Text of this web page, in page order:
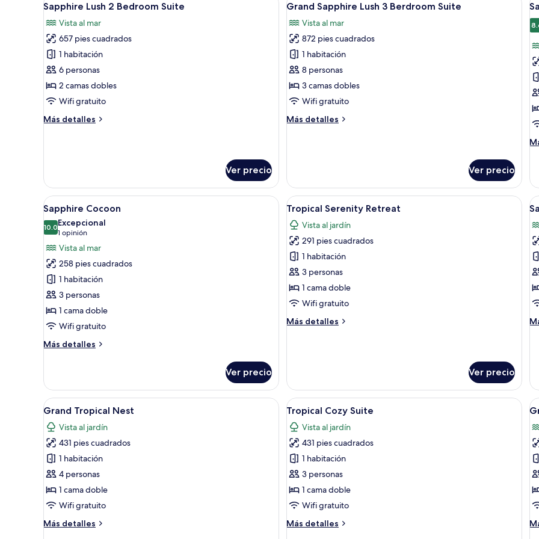
Suite
Suite
todas
las
fotos
de
Sapphire
Lush
2
Bedroom
Suite
18
Sapphire Lush 2 Bedroom Suite
Vista al mar
657 pies cuadrados
1 habitación
6 personas
2 camas dobles
Wifi gratuito
Más detalles
Más
Bedroom
Suite
Ver precio
todas
las
fotos
de
Grand
Sapphire
Lush
Berdroom
18
Grand Sapphire Lush 3 Berdroom Suite
Vista al mar
872 pies cuadrados
1 habitación
8 personas
3 camas dobles
Wifi gratuito
Más detalles
Más
3
Berdroom
Suite
Ver precio
Abrir
todas
las
fotos
de
Sapphire
Cocoon
Habitación de hotel con cama, sofá, escritorio con televisor, una silla y una planta.
9
Sapphire Cocoon
10.010.0 de 10
Excepcional
1 opinión
(1
opinión)
Vista al mar
258 pies cuadrados
1 habitación
3 personas
1 cama doble
Wifi gratuito
Más detalles
Más
Cocoon
Ver precio
Abrir
todas
las
fotos
de
Tropical
Serenity
Retreat
Un dormitorio moderno con una
15
Tropical Serenity Retreat
Vista al jardín
291 pies cuadrados
1 habitación
3 personas
1 cama doble
Wifi gratuito
Más detalles
Más
Ver precio
Abrir
todas
las
fotos
de
Grand
Tropical
Nest
Una sala de estar moderna con una televisión de pantalla plana, un sofá, un sillón, una mesita con una
15
Grand Tropical Nest
Vista al jardín
431 pies cuadrados
1 habitación
4 personas
1 cama doble
Wifi gratuito
Más detalles
Más
Abrir
todas
las
fotos
de
Tropical
Cozy
Suite
Una cama bien hecha con sábanas
11
Tropical Cozy Suite
Vista al jardín
431 pies cuadrados
1 habitación
3 personas
1 cama doble
Wifi gratuito
Más detalles
Más